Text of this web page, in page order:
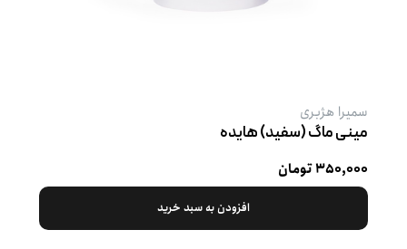
سمیرا هژبری
مینی ماگ (سفید) هایده
۳۵۰,۰۰۰ تومان
افزودن به سبد خرید